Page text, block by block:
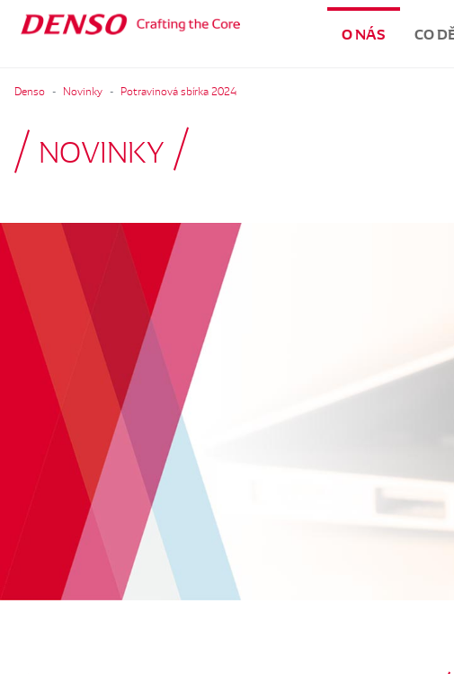
O NÁS CO
Denso Novinky Potravinová sbírka 2024
NOVINKY